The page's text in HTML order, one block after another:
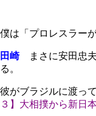
僕は「プロレスラー
田崎まさに安田忠夫
る。
彼がブラジルに渡っ
３】大相撲から新日